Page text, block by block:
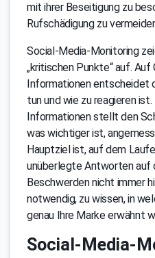
mit ihrer Beseitigung zu
Rufschädigung zu
Social-Media-Monitoring
„kritischen Punkte“ auf. Auf
Informationen entscheidet
tun und wie zu reagieren
Informationen stellt den
was wichtiger ist,
Hauptziel ist, auf dem
unüberlegte Antworten auf
Beschwerden nicht immer
notwendig, zu wissen, in
genau Ihre Marke erwähnt
Social-Media-